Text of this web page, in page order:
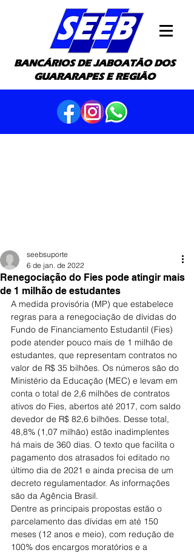
BANCÁRIOS DE JABOATÃO DOS
GUARARAPES E REGIÃO
Renegociação do Fies pode atingir mais
de 1 milhão de estudantes
seebsuporte
6 de jan. de 2022
A medida provisória (MP) que estabelece
regras para a renegociação de dívidas do
Fundo de Financiamento Estudantil (Fies)
pode atender pouco mais de 1 milhão de
estudantes, que representam contratos no
valor de R$ 35 bilhões. Os números são do
Ministério da Educação (MEC) e levam em
conta o total de 2,6 milhões de contratos
ativos do Fies, abertos até 2017, com saldo
devedor de R$ 82,6 bilhões. Desse total,
48,8% (1,07 milhão) estão inadimplentes
há mais de 360 dias. O texto que facilita o
pagamento dos atrasados foi editado no
último dia de 2021 e ainda precisa de um
decreto regulamentador. As informações
são da Agência Brasil.
Dentre as principais propostas estão o
parcelamento das dívidas em até 150
meses (12 anos e meio), com redução de
100% dos encargos moratórios e a